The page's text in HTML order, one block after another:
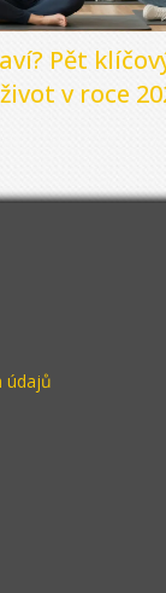
Pět
v roce
údajů